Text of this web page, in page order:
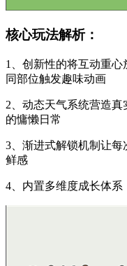
核心玩法解析：
1、创新性的将互动重
同部位触发趣味动画
2、动态天气系统营造
的慵懒日常
3、渐进式解锁机制让
鲜感
4、内置多维度成长体